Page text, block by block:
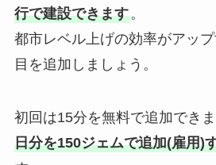
行で建設できます。
都市レベル上げの効率がアッ
目を追加しましょう。
初回は15分を無料で追加でき
日分を150ジェムで追加(雇用)